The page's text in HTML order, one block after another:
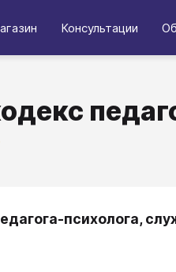
Консультации
психолога,